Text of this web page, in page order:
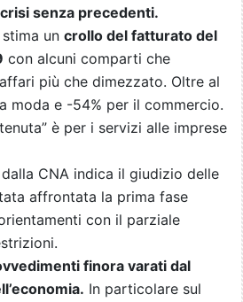
senza precedenti.
stima un crollo del fatturato del
con alcuni comparti che
più che dimezzato. Oltre al
moda e -54% per il commercio.
è per i servizi alle imprese
CNA indica il giudizio delle
affrontata la prima fase
con il parziale
finora varati dal
In particolare sul